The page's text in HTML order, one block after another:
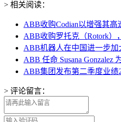
> 相关阅读：
ABB收购Codian以增强其高
ABB收购罗托克（Rotork）
ABB机器人在中国进一步加
ABB 任命 Susana Gonzalez
ABB集团发布第二季度业绩
> 评论留言：